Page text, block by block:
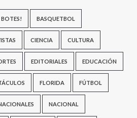
BOTES! BASQUETBOL
CIENCIA CULTURA
EDITORIALES EDUCACIÓN
FLORIDA FÚTBOL
NACIONAL